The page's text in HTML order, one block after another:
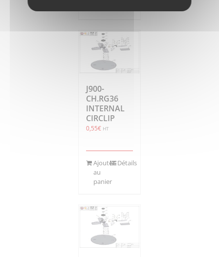
J900-
CH.RG36
INTERNAL
CIRCLIP
0,55€ HT
Ajouter
au
panier
Détails